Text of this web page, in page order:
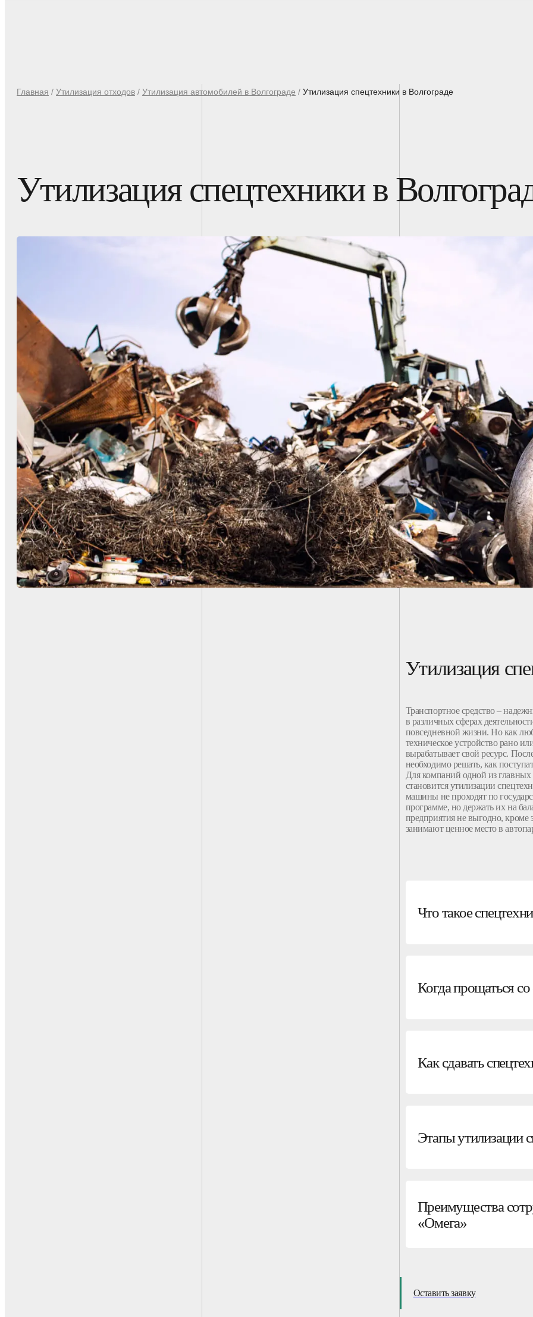
Главная / Утилизация отходов / Утилизация автомобилей в Волгограде / Утилизация спецтехники в Волгограде
Утилизация спецтехники в
Утилизация
Транспортное средство –
в различных сферах
повседневной жизни. Но как
техническое устройство рано
вырабатывает свой ресурс.
необходимо решать, как
Для компаний одной из
становится утилизации
машины не проходят по
программе, но держать их на
предприятия не выгодно, кроме
занимают ценное место в
Что такое
Когда прощаться
Как сдавать
Этапы утилизации
Преимущества
«Омега»
Оставить заявку